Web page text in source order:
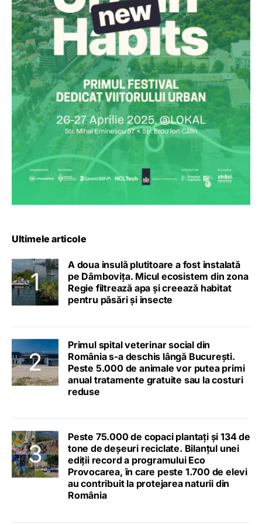
Ultimele articole
A doua insulă plutitoare a fost instalată
pe Dâmbovița. Micul ecosistem din zona
Regie filtrează apa și creează habitat
pentru păsări și insecte
Primul spital veterinar social din
România s-a deschis lângă București.
Peste 5.000 de animale vor putea primi
anual tratamente gratuite sau la costuri
reduse
Peste 75.000 de copaci plantați și 134 de
tone de deșeuri reciclate. Bilanțul unei
ediții record a programului Eco
Provocarea, în care peste 1.700 de elevi
au contribuit la protejarea naturii din
România